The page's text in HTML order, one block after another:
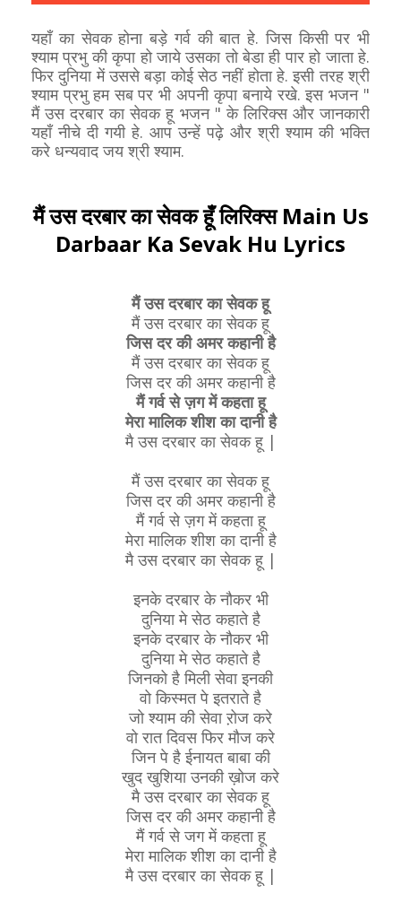
यहाँ का सेवक होना बड़े गर्व की बात हे. जिस किसी पर भी
श्याम प्रभु की कृपा हो जाये उसका तो बेडा ही पार हो जाता हे.
फिर दुनिया में उससे बड़ा कोई सेठ नहीं होता हे. इसी तरह श्री
श्याम प्रभु हम सब पर भी अपनी कृपा बनाये रखे. इस भजन "
मैं उस दरबार का सेवक हू भजन " के लिरिक्स और जानकारी
यहाँ नीचे दी गयी हे. आप उन्हें पढ़े और श्री श्याम की भक्ति
करे धन्यवाद जय श्री श्याम.
मैं उस दरबार का सेवक हूँ लिरिक्स Main Us
Darbaar Ka Sevak Hu Lyrics
मैं उस दरबार का सेवक हू
मैं उस दरबार का सेवक हू
जिस दर की अमर कहानी है
मैं उस दरबार का सेवक हू
जिस दर की अमर कहानी है
मैं गर्व से ज़ग में कहता हू
मेरा मालिक शीश का दानी है
मै उस दरबार का सेवक हू |
मैं उस दरबार का सेवक हू
जिस दर की अमर कहानी है
मैं गर्व से ज़ग में कहता हू
मेरा मालिक शीश का दानी है
मै उस दरबार का सेवक हू |
इनके दरबार के नौकर भी
दुनिया मे सेठ कहाते है
इनके दरबार के नौकर भी
दुनिया मे सेठ कहाते है
जिनको है मिली सेवा इनकी
वो किस्मत पे इतराते है
जो श्याम की सेवा ऱोज करे
वो रात दिवस फिर मौज करे
जिन पे है ईनायत बाबा की
खुद खुशिया उनकी ख़ोज करे
मै उस दरबार का सेवक हू
जिस दर की अमर कहानी है
मैं गर्व से जग में कहता हू
मेरा मालिक शीश का दानी है
मै उस दरबार का सेवक हू |